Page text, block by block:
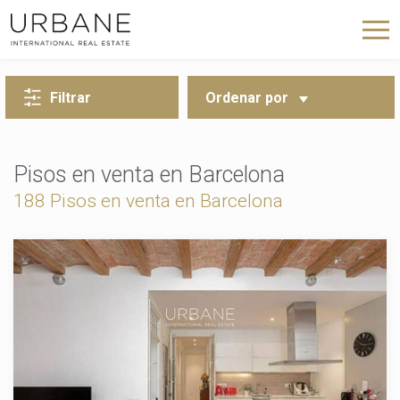
Filtrar Ordenar por
Pisos en venta en Barcelona
188 Pisos en venta en Barcelona